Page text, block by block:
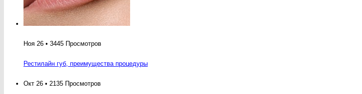
Ноя 26 • 3445 Просмотров
Рестилайн губ, преимущества процедуры
Окт 26 • 2135 Просмотров